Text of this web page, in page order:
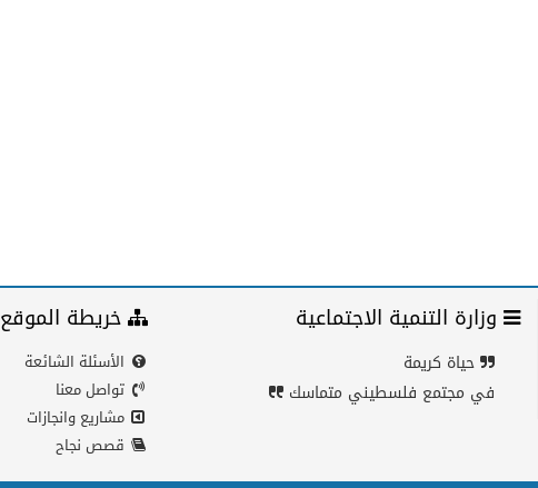
وزارة التنمية الاجتماعية
حياة كريمة
في مجتمع فلسطيني متماسك
خريطة الموقع
الأسئلة الشائعة
تواصل معنا
مشاريع وانجازات
قصص نجاح